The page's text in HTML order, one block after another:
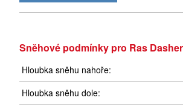
Sněhové podmínky pro Ras
Hloubka sněhu nahoře:
Hloubka sněhu dole: